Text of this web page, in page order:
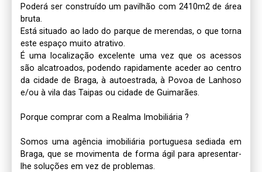
Poderá ser construído um pavilhão com 2410m2 de área
bruta.
Está situado ao lado do parque de merendas, o que torna
este espaço muito atrativo.
É uma localização excelente uma vez que os acessos
são alcatroados, podendo rapidamente aceder ao centro
da cidade de Braga, à autoestrada, à Povoa de Lanhoso
e/ou à vila das Taipas ou cidade de Guimarães.
Porque comprar com a Realma Imobiliária ?
Somos uma agência imobiliária portuguesa sediada em
Braga, que se movimenta de forma ágil para apresentar-
lhe soluções em vez de problemas.